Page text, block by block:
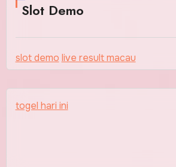
Slot Demo
slot demo live result macau
togel hari ini